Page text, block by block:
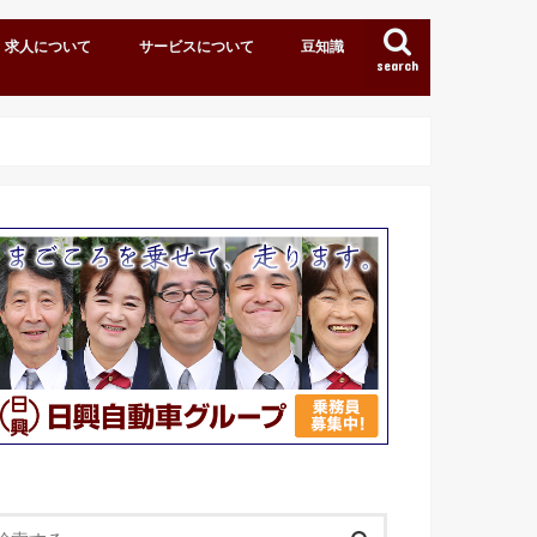
search
求人について サービスについて 豆知識